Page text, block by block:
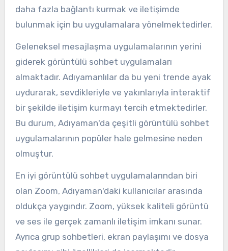
daha fazla bağlantı kurmak ve iletişimde
bulunmak için bu uygulamalara yönelmektedirler.
Geleneksel mesajlaşma uygulamalarının yerini
giderek görüntülü sohbet uygulamaları
almaktadır. Adıyamanlılar da bu yeni trende ayak
uydurarak, sevdikleriyle ve yakınlarıyla interaktif
bir şekilde iletişim kurmayı tercih etmektedirler.
Bu durum, Adıyaman'da çeşitli görüntülü sohbet
uygulamalarının popüler hale gelmesine neden
olmuştur.
En iyi görüntülü sohbet uygulamalarından biri
olan Zoom, Adıyaman'daki kullanıcılar arasında
oldukça yaygındır. Zoom, yüksek kaliteli görüntü
ve ses ile gerçek zamanlı iletişim imkanı sunar.
Ayrıca grup sohbetleri, ekran paylaşımı ve dosya